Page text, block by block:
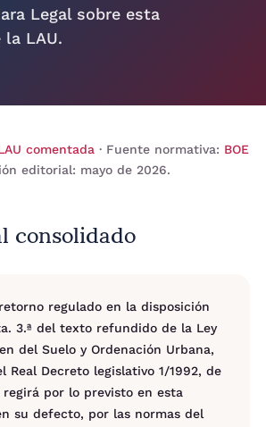
Legal sobre esta
LAU.
comentada · Fuente normativa: BOE
editorial: mayo de 2026.
regulado en la disposición
3.ª del texto refundido de la Ley
del Suelo y Ordenación Urbana,
Real Decreto legislativo 1/1992, de
por lo previsto en esta
su defecto, por las normas del